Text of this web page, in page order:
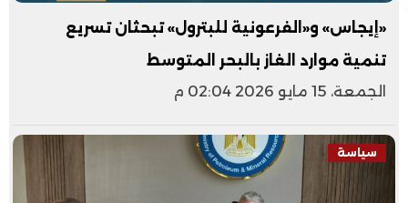
«إيجاس» و«الفرعونية للبترول» تبحثان تسريع
تنمية موارد الغاز بالبحر المتوسط
الجمعة، 15 مايو 2026 02:04 م
سياسة